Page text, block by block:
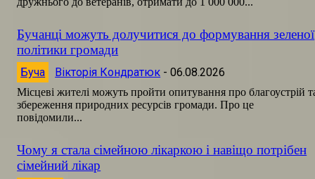
Бучанці можуть долучитися до формування зеленої
політики громади
Буча Вікторія Кондратюк - 06.08.2026
Місцеві жителі можуть пройти опитування про благоустрій
збереження природних ресурсів громади. Про це
повідомили...
Чому я стала сімейною лікаркою і навіщо потрібен
сімейний лікар